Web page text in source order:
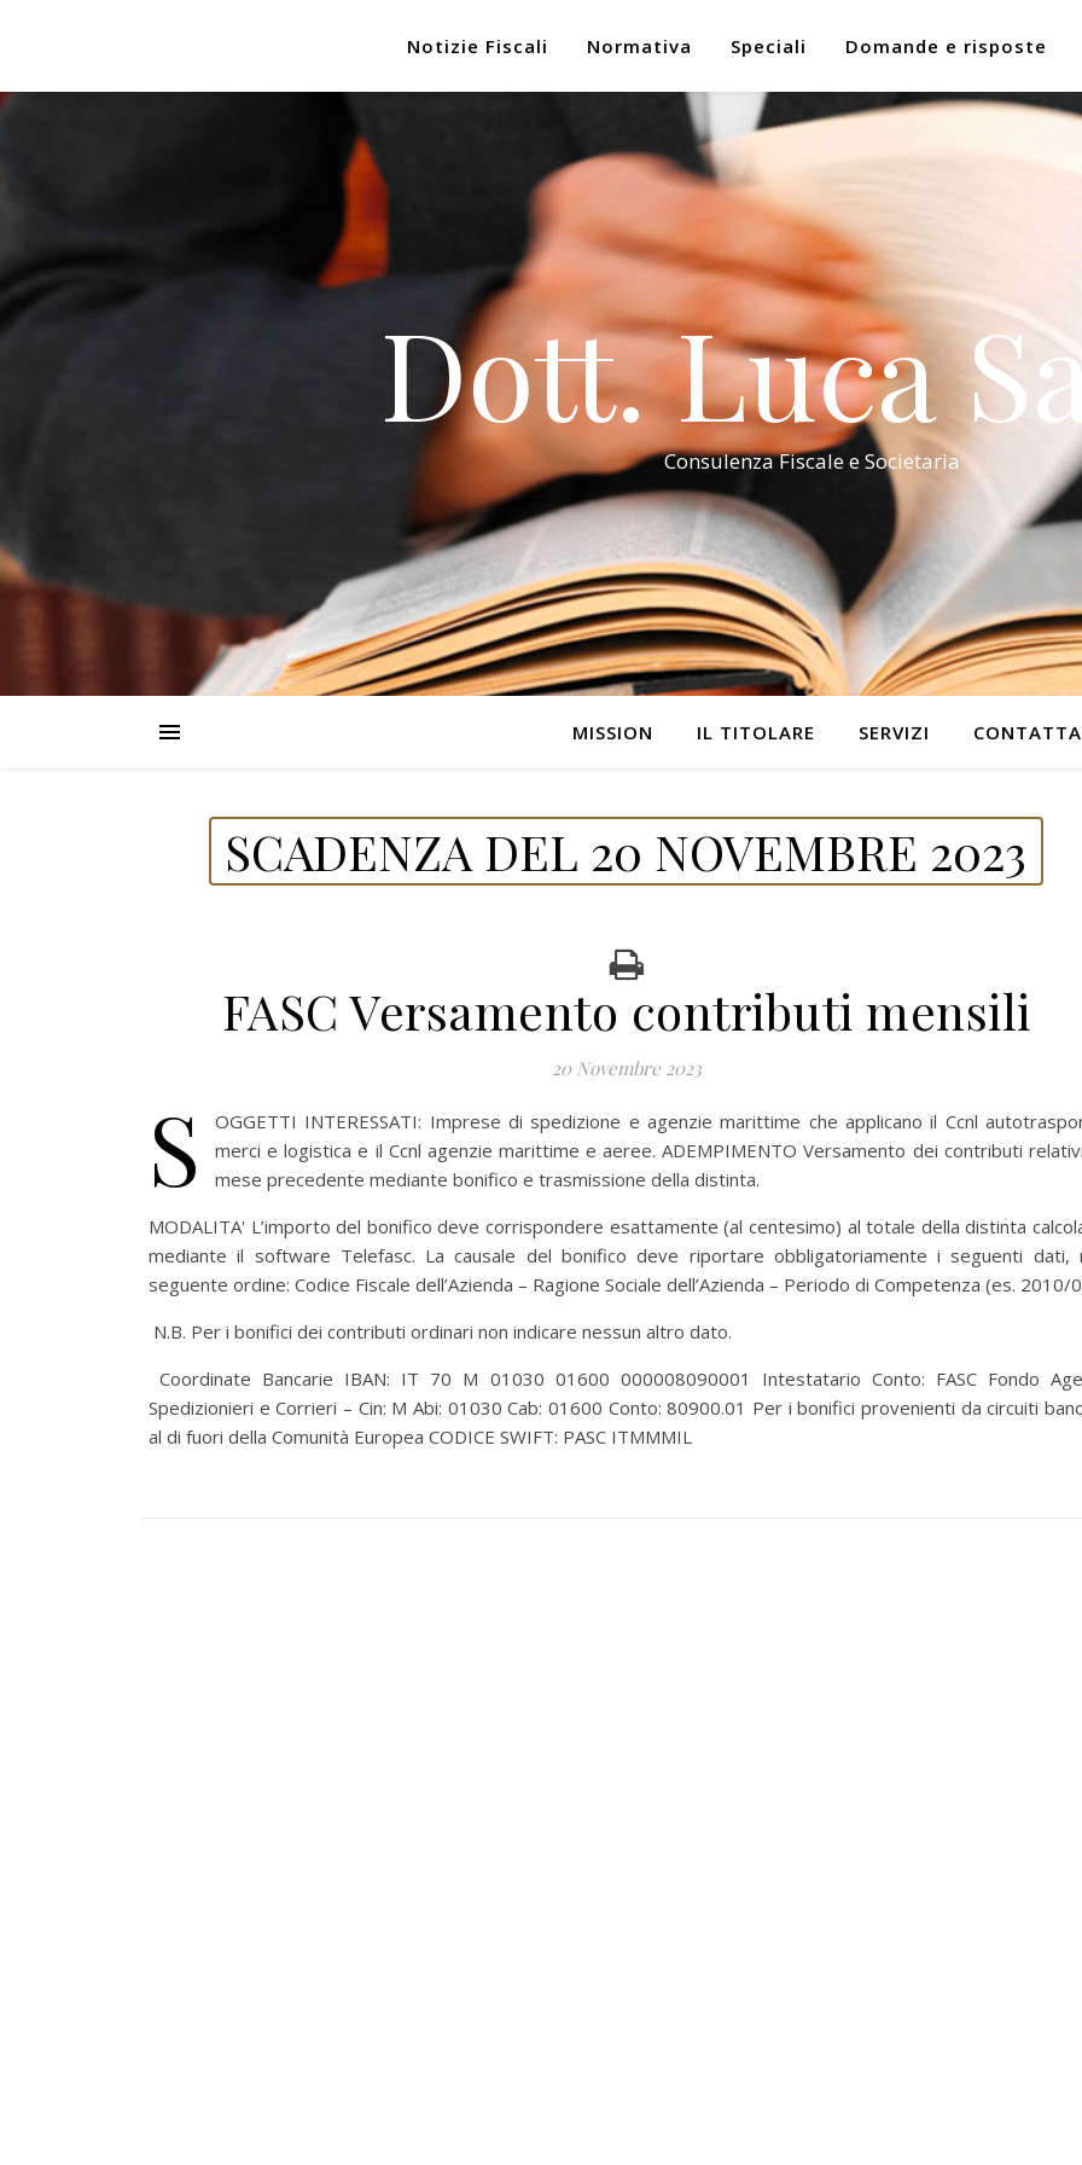
Notizie Fiscali Normativa Speciali Domande e risposte
Dott. Luca
Consulenza Fiscale e Societaria
MISSION IL TITOLARE SERVIZI
SCADENZA DEL 20 NOVEMBRE 2023
FASC Versamento contributi mensili
20 Novembre 2023
S
OGGETTI INTERESSATI: Imprese di spedizione e agenzie marittime che applicano il Ccnl
merci e logistica e il Ccnl agenzie marittime e aeree. ADEMPIMENTO Versamento dei contributi
mese precedente mediante bonifico e trasmissione della distinta.
MODALITA' L’importo del bonifico deve corrispondere esattamente (al centesimo) al totale della distinta
mediante il software Telefasc. La causale del bonifico deve riportare obbligatoriamente i seguenti dati,
seguente ordine: Codice Fiscale dell’Azienda – Ragione Sociale dell’Azienda – Periodo di Competenza (es. 2010/
N.B. Per i bonifici dei contributi ordinari non indicare nessun altro dato.
Coordinate Bancarie IBAN: IT 70 M 01030 01600 000008090001 Intestatario Conto: FASC Fondo
Spedizionieri e Corrieri – Cin: M Abi: 01030 Cab: 01600 Conto: 80900.01 Per i bonifici provenienti da circuiti
al di fuori della Comunità Europea CODICE SWIFT: PASC ITMMMIL